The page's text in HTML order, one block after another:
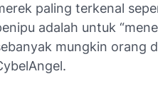
paling terkenal
adalah untuk
mungkin orang